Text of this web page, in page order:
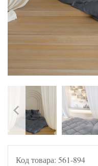
Код товара: 561-894